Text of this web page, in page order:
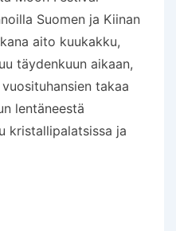
Suomen ja Kiinan
aito kuukakku,
täydenkuun aikaan,
takaa
lentäneestä
kristallipalatsissa ja